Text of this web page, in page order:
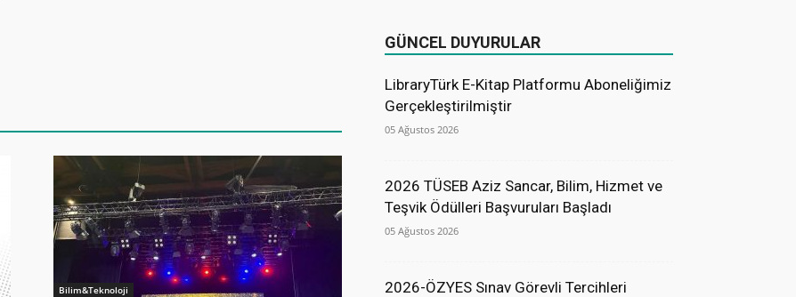
Bilim&Teknoloji
GÜNCEL DUYURULAR
LibraryTürk E-Kitap Platformu Aboneliğimiz
Gerçekleştirilmiştir
05 Ağustos 2026
2026 TÜSEB Aziz Sancar, Bilim, Hizmet ve
Teşvik Ödülleri Başvuruları Başladı
05 Ağustos 2026
2026-ÖZYES Sınav Görevli Tercihleri